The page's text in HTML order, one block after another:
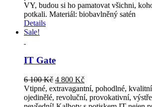
VY, budou si ho pamatovat všichni,
potkali. Materiál: biobavlněný satén
Details
Sale!
IT Gate
6 100Kč Original
price
was:
4 800 KčCurrent
price
is:
Vtipné, extravagantní, pohodlné,
ojedinělé, revoluční, provokativní,